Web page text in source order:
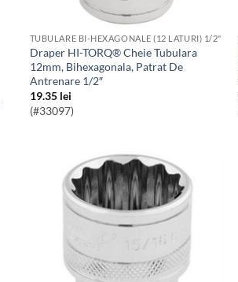
TUBULARE BI-HEXAGONALE (12 LATURI) 1/2"
Draper HI-TORQ® Cheie Tubulara
12mm, Bihexagonala, Patrat De
Antrenare 1/2″
19.35 lei
(#33097)